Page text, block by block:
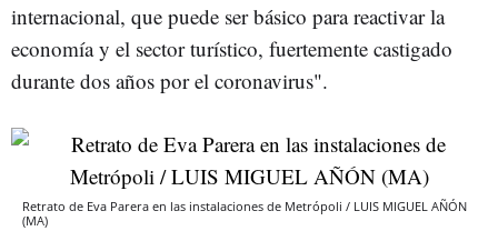
internacional, que puede ser básico para reactivar la
economía y el sector turístico, fuertemente castigado
durante dos años por el coronavirus".
Retrato de Eva Parera en las instalaciones de Metrópoli / LUIS MIGUEL AÑÓN
(MA)